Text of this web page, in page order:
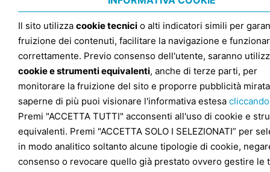
Il sito utilizza cookie tecnici o alti indicatori simili per
fruizione dei contenuti, facilitare la navigazione e
correttamente. Previo consenso dell'utente, saranno
cookie e strumenti equivalenti, anche di terze parti, per
monitorare la fruizione del sito e proporre pubblicità
saperne di più puoi visionare l'informativa estesa
Premi "ACCETTA TUTTI" acconsenti all'uso di cookie e
equivalenti. Premi "ACCETTA SOLO I SELEZIONATI” per
in modo analitico soltanto alcune tipologie di cookie,
consenso o revocare quello già prestato ovvero gestire le